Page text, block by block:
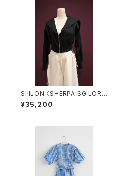
SIIILON 〈SHERPA SGILOR
TOPS〉
¥35,200